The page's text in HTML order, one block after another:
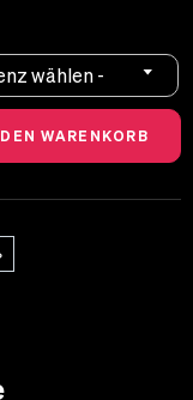
wählen -